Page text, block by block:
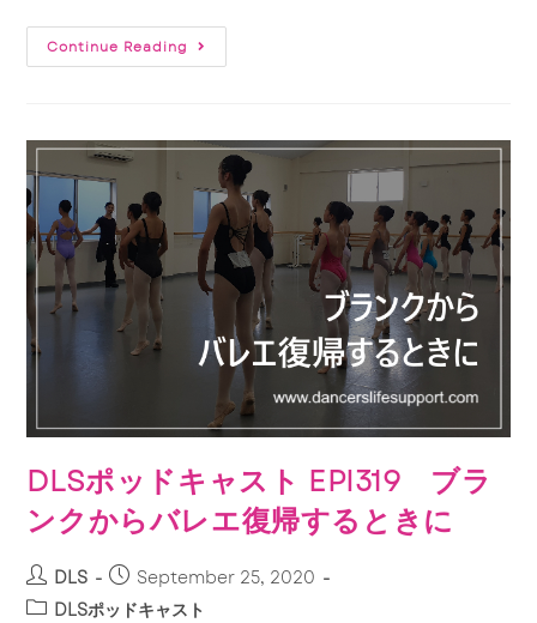
Continue Reading
DLSポッドキャスト EPI319 ブラ
ンクからバレエ復帰するときに
DLS
September 25, 2020
DLSポッドキャスト